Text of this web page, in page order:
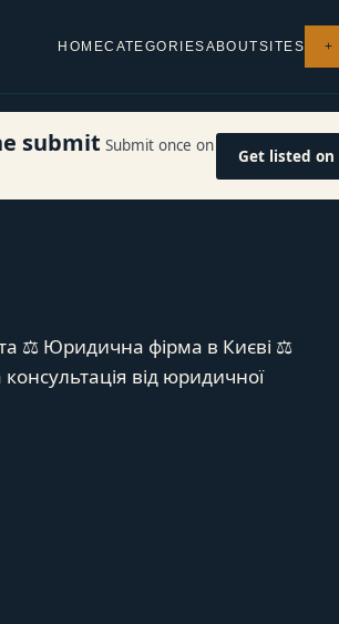
HOMECATEGORIESABOUTSITES +
submit Submit once on
Get listed
⚖️ Юридична фірма в Києві ⚖️
від юридичної